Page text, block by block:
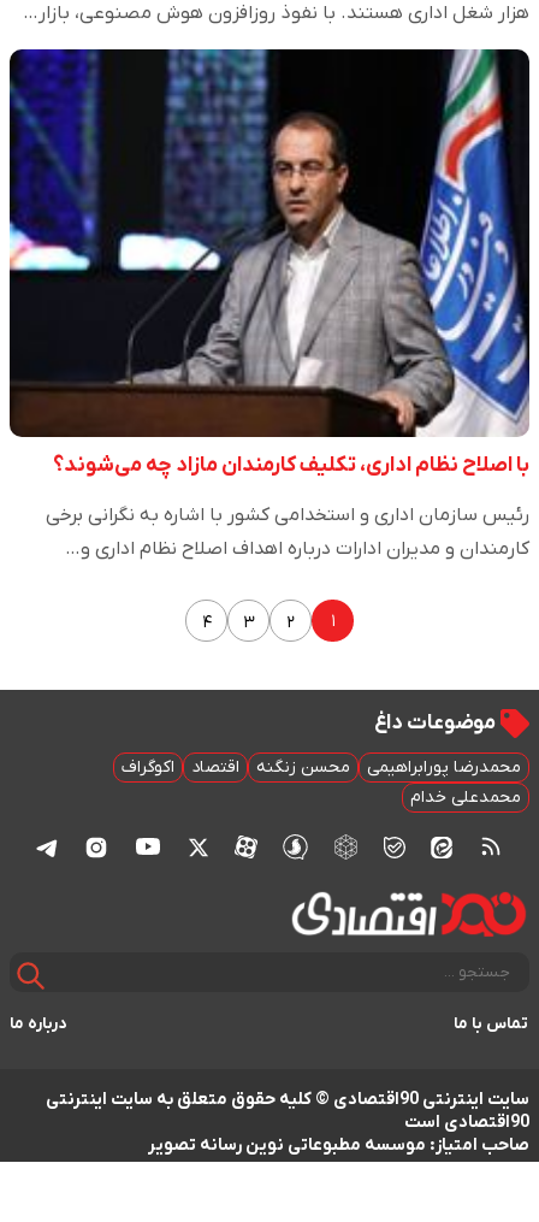
هزار شغل اداری هستند. با نفوذ روزافزون هوش مصنوعی، بازار…
با اصلاح نظام اداری، تکلیف کارمندان مازاد چه می‌شوند؟
رئیس سازمان اداری و استخدامی کشور با اشاره به نگرانی برخی
کارمندان و مدیران ادارات درباره اهداف اصلاح نظام اداری و…
۱ ۲ ۳ ۴
موضوعات داغ
محمدرضا پورابراهیمی محسن زنگنه اقتصاد
اکوگراف
محمدعلی خدام
تماس با ما درباره ما
سایت اینترنتی 90اقتصادی © کلیه حقوق متعلق به سایت اینترنتی
90اقتصادی است
صاحب امتیاز: موسسه مطبوعاتی نوین رسانه تصویر